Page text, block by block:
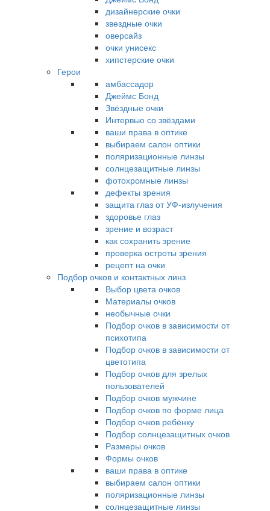
дизайнерские очки
звездные очки
оверсайз
очки унисекс
хипстерские очки
Герои
амбассадор
Джеймс Бонд
Звёздные очки
Интервью со звёздами
ваши права в оптике
выбираем салон оптики
поляризационные линзы
солнцезащитные линзы
фотохромные линзы
дефекты зрения
защита глаз от УФ-излучения
здоровье глаз
зрение и возраст
как сохранить зрение
проверка остроты зрения
рецепт на очки
Подбор очков и контактных линз
Выбор цвета очков
Материалы очков
необычные очки
Подбор очков в зависимости от
психотипа
Подбор очков в зависимости от
цветотипа
Подбор очков для зрелых
пользователей
Подбор очков мужчине
Подбор очков по форме лица
Подбор очков ребёнку
Подбор солнцезащитных очков
Размеры очков
Формы очков
ваши права в оптике
выбираем салон оптики
поляризационные линзы
солнцезащитные линзы